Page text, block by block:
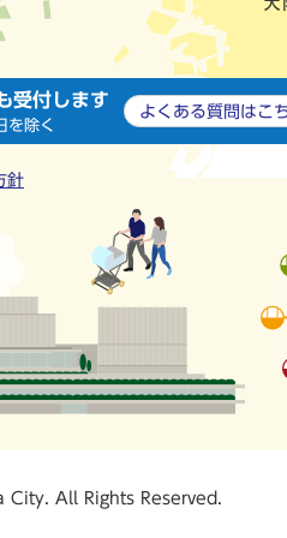
受付します
を除く
よくある質問は こ
針
City. All Rights Reserved.